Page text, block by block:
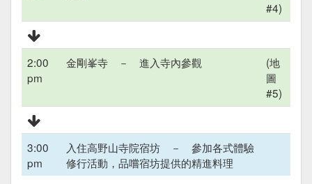
#4)
2:00
pm
金剛峯寺 － 進入寺內參觀
(地
圖
#5)
3:00
pm
入住高野山寺院宿坊 － 參加各式體驗
修行活動，品嚐宿坊提供的精進料理